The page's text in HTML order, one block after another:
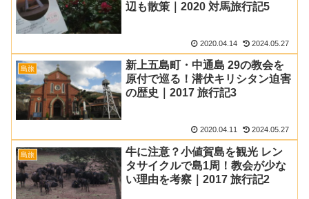
辺も散策｜2020 対馬旅行記5
2020.04.14 2024.05.27
島旅
新上五島町・中通島 29の教会を
原付で巡る！潜伏キリシタン迫害
の歴史｜2017 旅行記3
2020.04.11 2024.05.27
島旅
牛に注意？小値賀島を観光 レン
タサイクルで島1周！教会が少な
い理由を考察｜2017 旅行記2